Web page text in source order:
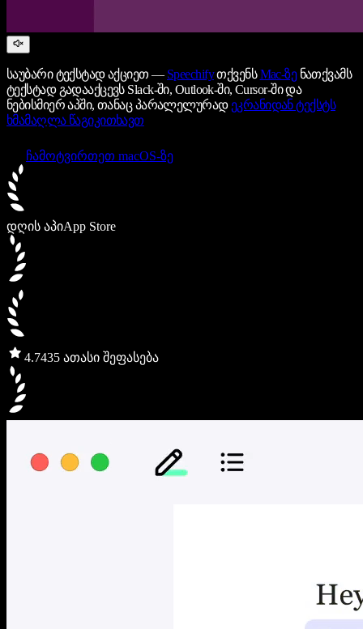
საუბარი ტექსტად აქციეთ — SpeechifyთქვენსMac-ზენათქვამს
ტექსტად გადააქცევს Slack-ში, Outlook-ში, Cursor-ში და
ნებისმიერ აპში, თანაც პარალელურად ეკრანიდან ტექსტს
ხმამაღლა წაგიკითხავთ
ჩამოტვირთეთ macOS-ზე
დღის აპიApp Store
4.7435 ათასი შეფასება